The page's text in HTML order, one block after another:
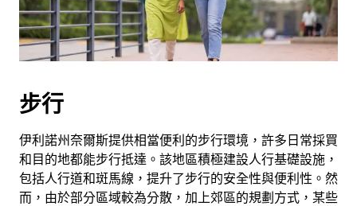
並
選
擇
日
按
開
按
鈕
即
步行
伊利諾州奈爾斯提供相當便利的步行環境，許多日常採買
和目的地都能步行抵達。該地區積極建設人行基礎設施，
包括人行道和斑馬線，提升了步行的安全性與便利性。然
而，由於部分區域較為分散，加上郊區的規劃方式，某些